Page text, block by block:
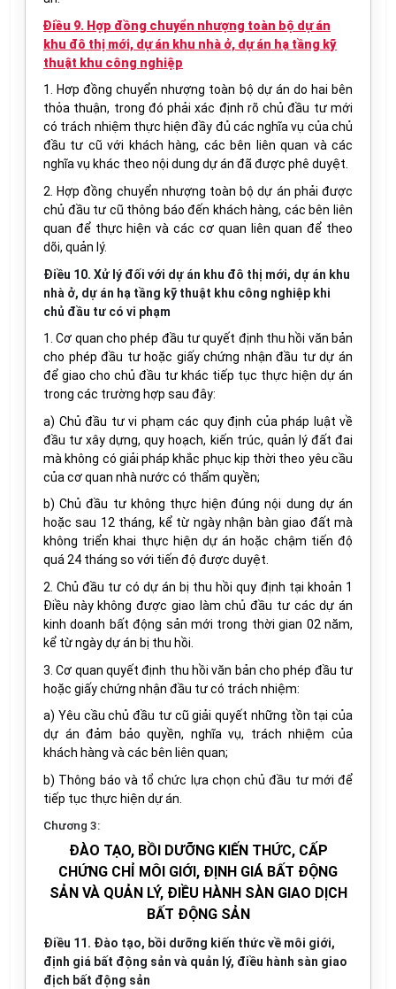
Điều 9. Hợp đồng chuyển nhượng toàn bộ dự án
khu đô thị mới, dự án khu nhà ở, dự án hạ tầng kỹ
thuật khu công nghiệp
1. Hơp đồng chuyển nhượng toàn bộ dự án do hai bên
thỏa thuận, trong đó phải xác định rõ chủ đầu tư mới
có trách nhiệm thực hiện đầy đủ các nghĩa vụ của chủ
đầu tư cũ với khách hàng, các bên liên quan và các
nghĩa vụ khác theo nội dung dự án đã được phê duyệt.
2. Hợp đồng chuyển nhượng toàn bộ dự án phải được
chủ đầu tư cũ thông báo đến khách hàng, các bên liên
quan để thực hiện và các cơ quan liên quan để theo
dõi, quản lý.
Điều 10. Xử lý đối với dự án khu đô thị mới, dự án khu
nhà ở, dự án hạ tầng kỹ thuật khu công nghiệp khi
chủ đầu tư có vi phạm
1. Cơ quan cho phép đầu tư quyết định thu hồi văn bản
cho phép đầu tư hoặc giấy chứng nhận đầu tư dự án
để giao cho chủ đầu tư khác tiếp tục thực hiện dự án
trong các trường hợp sau đây:
a) Chủ đầu tư vi phạm các quy định của pháp luật về
đầu tư xây dựng, quy hoạch, kiến trúc, quản lý đất đai
mà không có giải pháp khắc phục kịp thời theo yêu cầu
của cơ quan nhà nước có thẩm quyền;
b) Chủ đầu tư không thực hiện đúng nội dung dự án
hoặc sau 12 tháng, kể từ ngày nhận bàn giao đất mà
không triển khai thực hiện dự án hoặc chậm tiến độ
quá 24 tháng so với tiến độ được duyệt.
2. Chủ đầu tư có dự án bị thu hồi quy định tại khoản 1
Điều này không được giao làm chủ đầu tư các dự án
kinh doanh bất động sản mới trong thời gian 02 năm,
kể từ ngày dự án bị thu hồi.
3. Cơ quan quyết định thu hồi văn bản cho phép đầu tư
hoặc giấy chứng nhận đầu tư có trách nhiệm:
a) Yêu cầu chủ đầu tư cũ giải quyết những tồn tại của
dự án đảm bảo quyền, nghĩa vụ, trách nhiệm của
khách hàng và các bên liên quan;
b) Thông báo và tổ chức lựa chọn chủ đầu tư mới để
tiếp tục thực hiện dự án.
Chương 3:
ĐÀO TẠO, BỒI DƯỠNG KIẾN THỨC, CẤP
CHỨNG CHỈ MÔI GIỚI, ĐỊNH GIÁ BẤT ĐỘNG
SẢN VÀ QUẢN LÝ, ĐIỀU HÀNH SÀN GIAO DỊCH
BẤT ĐỘNG SẢN
Điều 11. Đào tạo, bồi dưỡng kiến thức về môi giới,
định giá bất động sản và quản lý, điều hành sàn giao
địch bất động sản